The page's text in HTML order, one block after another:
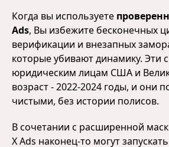
Когда вы используете
Ads, Вы избежите бесконечных
верификации и внезапных
которые убивают динамику. Эти
юридическим лицам США и
возраст - 2022-2024 годы, и они
чистыми, без истории полисов.
В сочетании с расширенной
X Ads наконец-то могут